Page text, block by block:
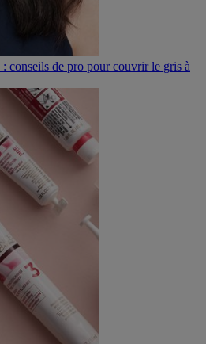
: conseils de pro pour couvrir le gris à